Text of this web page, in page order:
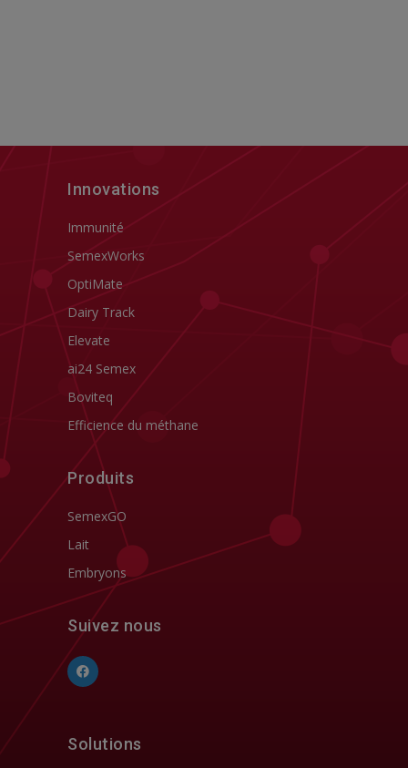
Innovations
Immunité
SemexWorks
OptiMate
Dairy Track
Elevate
ai24 Semex
Boviteq
Efficience du méthane
Produits
SemexGO
Lait
Embryons
Suivez nous
Solutions